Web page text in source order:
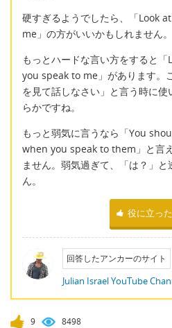
硬すぎるようでしたら、「Look
me」の方がいいかもしれません。
もっとハードな言い方をすると
you speak to me」があります。
を見て話しなさい」と言う時に
らかですね。
もっと弱気に言うなら「You
when you speak to them」と言
ません。弱気過ぎて、「は？」
ん。
役に立った
回答したアンカーのサイト
Julian Israel YouTube
9 8498